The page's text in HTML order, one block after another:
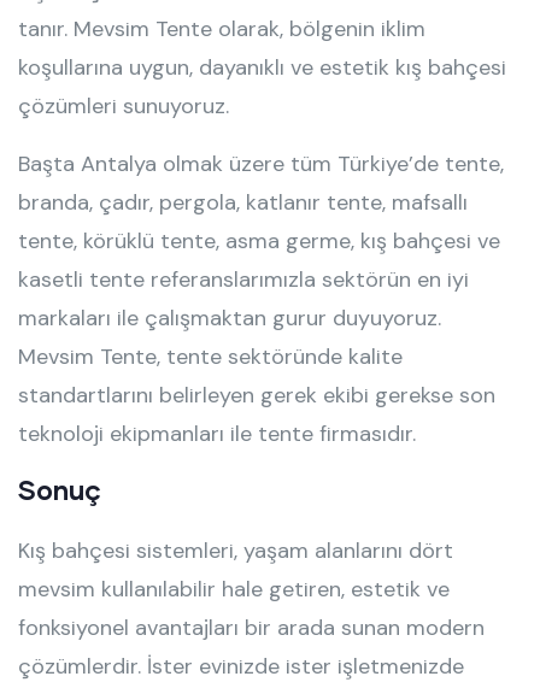
tanır. Mevsim Tente olarak, bölgenin iklim
koşullarına uygun, dayanıklı ve estetik kış bahçesi
çözümleri sunuyoruz.
Başta Antalya olmak üzere tüm Türkiye’de tente,
branda, çadır, pergola, katlanır tente, mafsallı
tente, körüklü tente, asma germe, kış bahçesi ve
kasetli tente referanslarımızla sektörün en iyi
markaları ile çalışmaktan gurur duyuyoruz.
Mevsim Tente, tente sektöründe kalite
standartlarını belirleyen gerek ekibi gerekse son
teknoloji ekipmanları ile tente firmasıdır.
Sonuç
Kış bahçesi sistemleri, yaşam alanlarını dört
mevsim kullanılabilir hale getiren, estetik ve
fonksiyonel avantajları bir arada sunan modern
çözümlerdir. İster evinizde ister işletmenizde